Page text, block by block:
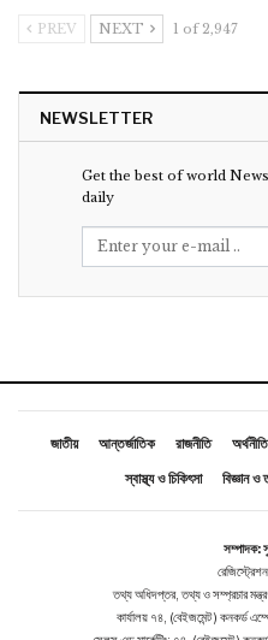
PREV NEXT 1 of 2,947
NEWSLETTER
Get the best of world
daily
জাতীয় আন্তর্জাতিক রাজনীতি অর্থনীতি
স্বাস্থ্য ও চিকিৎসা
বিজ্ঞান
সম্পাদক:
তথ্য অধিদপ্তর, তথ্য ও সম্প্রচার
কার্যালয় ৭৪, (বেইজমেন্ট ) কনকর্ড